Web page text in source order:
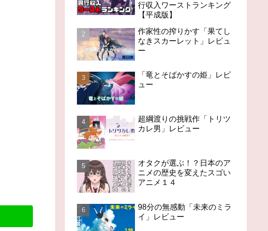
行収入ワーストランキング
【平成版】
作家性の搾りかす「果てし
なきスカーレット」レビュ
ー
「竜とそばかすの姫」レビ
ュー
超綱渡りの挑戦作「トリツ
カレ男」レビュー
オタクが選ぶ！？日本のア
ニメの歴史を変えたスゴい
アニメ１４
98分の無感動「未来のミラ
イ」レビュー